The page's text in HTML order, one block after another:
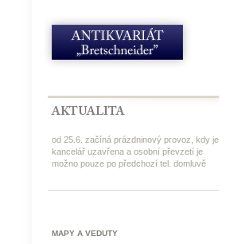
od 25.6. začíná prázdninový provoz, kdy je
kancelář uzavřena a osobní převzetí je
možno pouze po předchozí tel. domluvě
MAPY A VEDUTY